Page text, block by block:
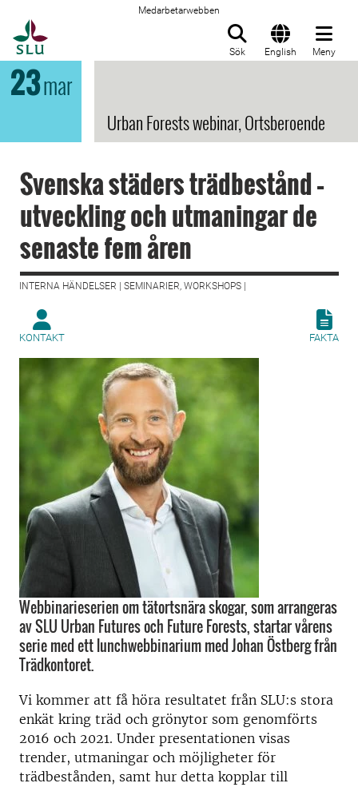
Medarbetarwebben
Sök English Meny
23mar
Urban Forests webinar, Ortsberoende
Svenska städers trädbestånd –
utveckling och utmaningar de
senaste fem åren
INTERNA HÄNDELSER | SEMINARIER, WORKSHOPS |
KONTAKT FAKTA
Webbinarieserien om tätortsnära skogar, som arrangeras
av SLU Urban Futures och Future Forests, startar vårens
serie med ett lunchwebbinarium med Johan Östberg från
Trädkontoret.
Vi kommer att få höra resultatet från SLU:s stora
enkät kring träd och grönytor som genomförts
2016 och 2021. Under presentationen visas
trender, utmaningar och möjligheter för
trädbestånden, samt hur detta kopplar till